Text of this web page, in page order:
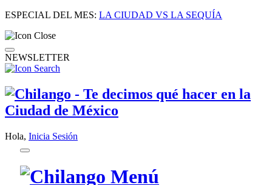
ESPECIAL DEL MES: LA CIUDAD VS LA SEQUÍA
NEWSLETTER
Hola, Inicia Sesión